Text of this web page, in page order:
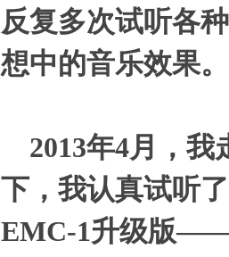
反复多次试听各
想中的音乐效果。
2013年4月，我
下，我认真试听
EMC-1升级版——